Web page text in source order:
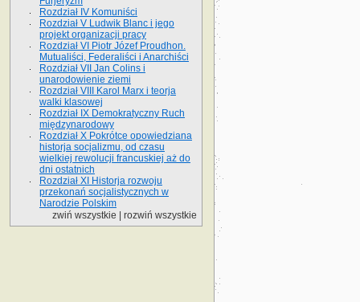
Rozdział IV Komuniści
Rozdział V Ludwik Blanc i jego
projekt organizacji pracy
Rozdział VI Piotr Józef Proudhon.
Mutualiści, Federaliści i Anarchiści
Rozdział VII Jan Colins i
unarodowienie ziemi
Rozdział VIII Karol Marx i teorja
walki klasowej
Rozdział IX Demokratyczny Ruch
międzynarodowy
Rozdział X Pokrótce opowiedziana
historja socjalizmu, od czasu
wielkiej rewolucji francuskiej aż do
dni ostatnich
Rozdział XI Historja rozwoju
przekonań socjalistycznych w
Narodzie Polskim
zwiń wszystkie
rozwiń wszystkie